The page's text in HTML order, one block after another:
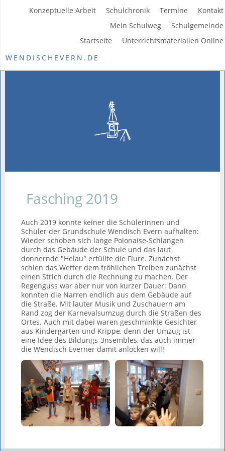
Kontakt
Termine
Schulchronik
Konzeptuelle Arbeit
Schulgemeinde
Mein Schulweg
Unterrichtsmaterialien Online
Startseite
WENDISCHEVERN.DE
Fasching 2019
Auch 2019 konnte keiner die Schülerinnen und
Schüler der Grundschule Wendisch Evern aufhalten:
Wieder schoben sich lange Polonaise-Schlangen
durch das Gebäude der Schule und das laut
donnernde "Helau" erfüllte die Flure. Zunächst
schien das Wetter dem fröhlichen Treiben zunächst
einen Strich durch die Rechnung zu machen. Der
Regenguss war aber nur von kurzer Dauer: Dann
konnten die Narren endlich aus dem Gebäude auf
die Straße. Mit lauter Musik und Zuschauern am
Rand zog der Karnevalsumzug durch die Straßen des
Ortes. Auch mit dabei waren geschminkte Gesichter
aus Kindergarten und Krippe, denn der Umzug ist
eine Idee des Bildungs-3nsembles, das auch immer
die Wendisch Everner damit anlocken will!